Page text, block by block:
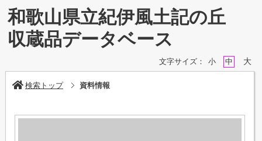
和歌山県立紀伊風土記の丘
収蔵品データベース
文字サイズ： 小 中 大
検索トップ 資料情報